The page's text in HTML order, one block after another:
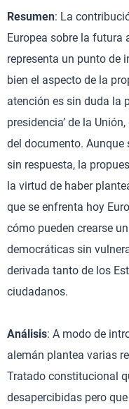
Resumen: La
Europea sobre la futura
representa un punto de
bien el aspecto de la
atención es sin duda la
presidencia’ de la
del documento. Aunque
sin respuesta, la
la virtud de haber
que se enfrenta hoy
cómo pueden crearse
democráticas sin
derivada tanto de los
ciudadanos.
Análisis: A modo de
alemán plantea varias
Tratado constitucional
desapercibidas pero